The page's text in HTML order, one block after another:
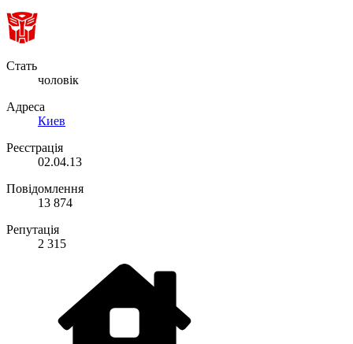
Стать
чоловік
Адреса
Киев
Реєстрація
02.04.13
Повідомлення
13 874
Репутація
2 315